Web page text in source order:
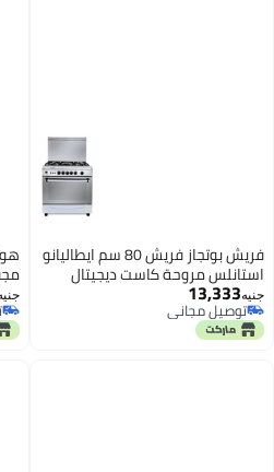
فريش بوتجاز فريش 80 سم ايطاليانو
استانلس مروحة كاست ديجيتال
محلى 4892
جنيه13,333
توصيل مجاني
توصيل مجاني